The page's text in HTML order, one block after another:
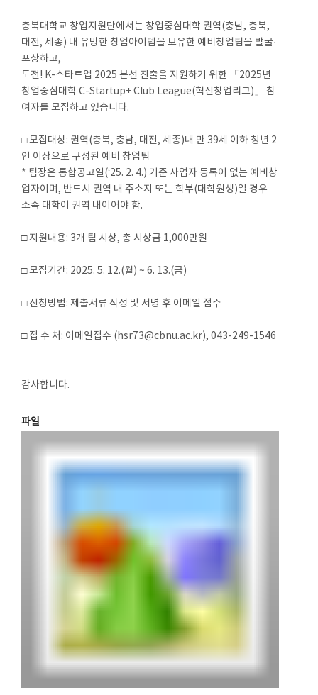
충북대학교 창업지원단에서는 창업중심대학 권역(충남, 충북,
대전, 세종) 내 유망한 창업아이템을 보유한 예비창업팀을 발굴·
포상하고,
도전! K-스타트업 2025 본선 진출을 지원하기 위한 「2025년
창업중심대학 C-Startup+ Club League(혁신창업리그)」 참
여자를 모집하고 있습니다.
□ 모집대상: 권역(충북, 충남, 대전, 세종)내 만 39세 이하 청년 2
인 이상으로 구성된 예비 창업팀
* 팀장은 통합공고일(‘25. 2. 4.) 기준 사업자 등록이 없는 예비창
업자이며, 반드시 권역 내 주소지 또는 학부(대학원생)일 경우
소속 대학이 권역 내이어야 함.
□ 지원내용: 3개 팀 시상, 총 시상금 1,000만원
□ 모집기간: 2025. 5. 12.(월) ~ 6. 13.(금)
□ 신청방법: 제출서류 작성 및 서명 후 이메일 접수
□ 접 수 처: 이메일접수 (hsr73@cbnu.ac.kr), 043-249-1546
감사합니다.
파일